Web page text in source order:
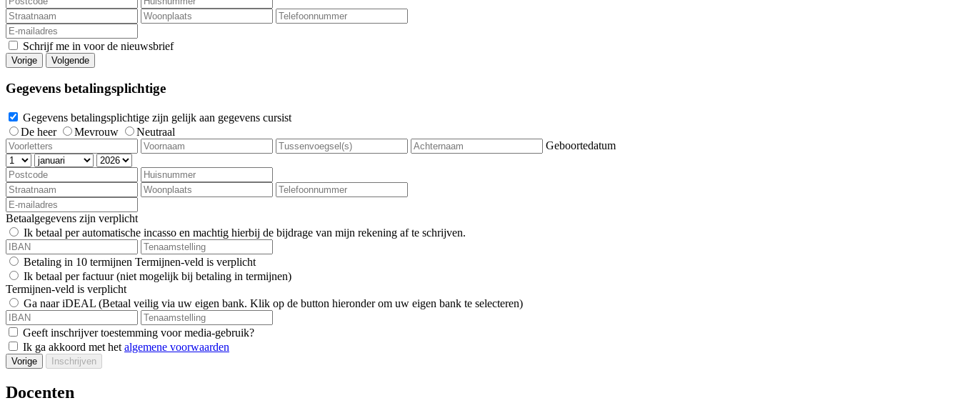
Schrijf me in voor de nieuwsbrief
Vorige Volgende
Gegevens betalingsplichtige
Gegevens betalingsplichtige zijn gelijk aan gegevens cursist
De heer
Mevrouw
Neutraal
Geboortedatum
Betaalgegevens zijn verplicht
Ik betaal per automatische incasso en machtig hierbij de bijdrage van mijn rekening af te schrijven.
Betaling in 10 termijnen Termijnen-veld is verplicht
Ik betaal per factuur (niet mogelijk bij betaling in termijnen)
Termijnen-veld is verplicht
Ga naar iDEAL (Betaal veilig via uw eigen bank. Klik op de button hieronder om uw eigen bank te selecteren)
Geeft inschrijver toestemming voor media-gebruik?
Ik ga akkoord met het algemene voorwaarden
Vorige Inschrijven
Docenten